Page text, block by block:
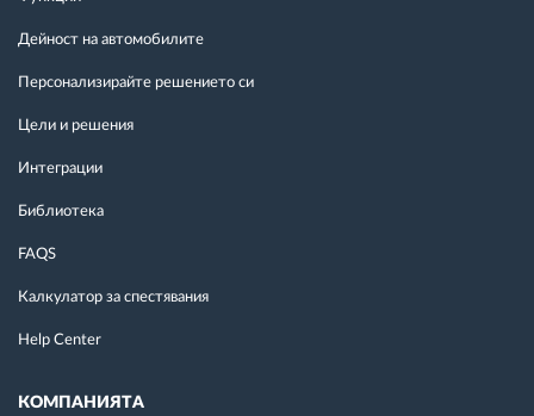
Дейност на автомобилите
Персонализирайте решението си
Цели и решения
Интеграции
Библиотека
FAQS
Калкулатор за спестявания
Help Center
КОМПАНИЯТА